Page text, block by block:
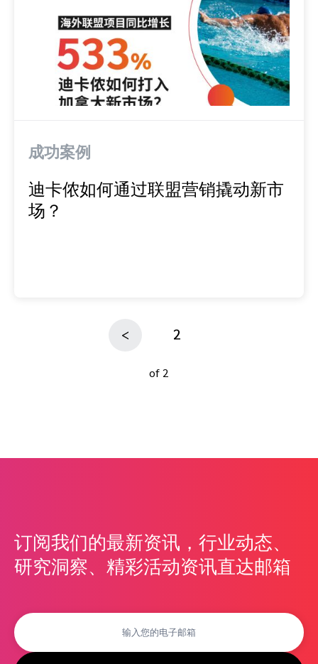
成功案例
迪卡侬如何通过联盟营销撬动新市
场？
< 2
of 2
订阅我们的最新资讯，行业动态、
研究洞察、精彩活动资讯直达邮箱